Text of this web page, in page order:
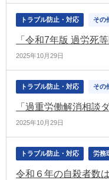
トラブル防止・対応 その
「令和7年版 過労死
2025年10月29日
トラブル防止・対応 その
2025年10月29日
トラブル防止・対応 労務